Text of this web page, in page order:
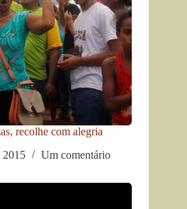
recolhe com alegria
2015
Um comentário